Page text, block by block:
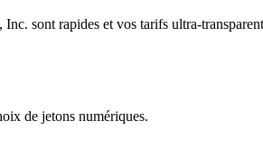
sont rapides et vos tarifs ultra-
de jetons numériques.